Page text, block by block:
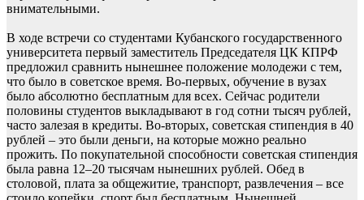
внимательными.
В ходе встречи со студентами Кубанского государственного
университета первый заместитель Председателя ЦК КПРФ
предложил сравнить нынешнее положение молодежи с тем,
что было в советское время. Во-первых, обучение в вузах
было абсолютно бесплатным для всех. Сейчас родители
половины студентов выкладывают в год сотни тысяч рублей,
часто залезая в кредиты. Во-вторых, советская стипендия в 40
рублей – это были деньги, на которые можно реально
прожить. По покупательной способности советская стипендия
была равна 12–20 тысячам нынешних рублей. Обед в
столовой, плата за общежитие, транспорт, развлечения – все